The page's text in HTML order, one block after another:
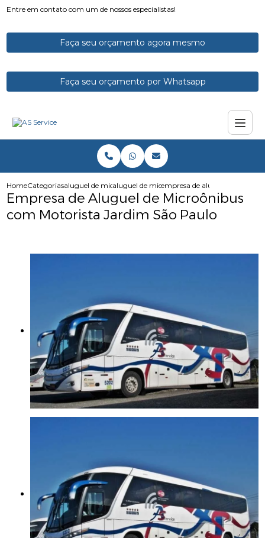
Entre em contato com um de nossos especialistas!
Faça seu orçamento agora mesmo
Faça seu orçamento por Whatsapp
HomeCategoriasaluguel de micro onibusaluguel de microonibus com motorista
empresa de aluguel de
Empresa de Aluguel de Microônibus
com Motorista Jardim São Paulo